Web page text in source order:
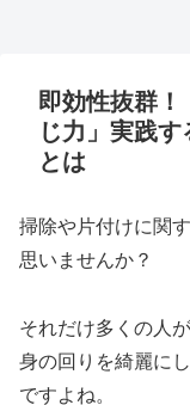
即効性抜群！
じ力」実践
とは
掃除や片付けに関
思いませんか？
それだけ多くの人
身の回りを綺麗に
ですよね。